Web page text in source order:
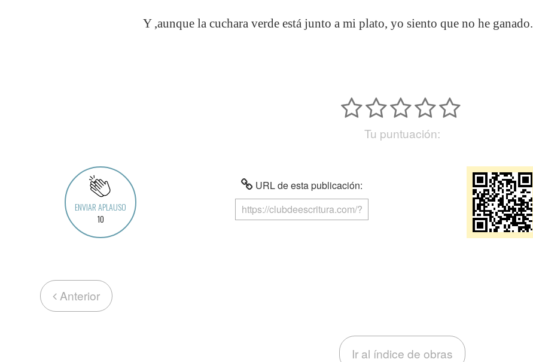
Y ,aunque la cuchara verde está junto a mi plato, yo siento que no he ganado.
Tu puntuación:
ENVIAR APLAUSO
10
URL de esta publicación:
Anterior
Ir al índice de obras